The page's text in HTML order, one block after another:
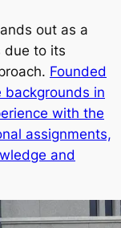
out as a
due to its
Founded
in
with the
assignments,
and